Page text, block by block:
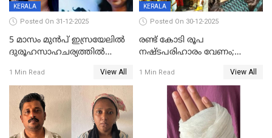
KERALA
Posted On 31-12-2025
5 മാസം മുൻപ് ഇസ്രയേലിൽ
ദുരൂഹസാഹചര്യത്തിൽ
മലയാളി യുവാവിന്റെ ഭാര്യയും
മരിച്ചു
1 Min Read View All
KERALA
Posted On 30-12-2025
രണ്ട് കോടി രൂപ
നഷ്ടപരിഹാരം വേണം;
നോട്ടീസയച്ച് ഉമാ തോമസ്
1 Min Read View All